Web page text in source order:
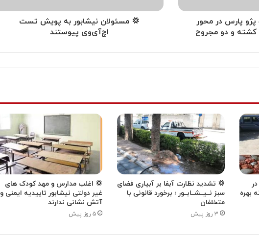
پژو پارس در محور
کشته و دو مجروح
💢 مسئولان نیشابور به پویش تست
اچ‌آی‌وی پیوستند
در
بهره
💢 تشدید نظارت آبفا بر آبیاری فضای
سبز نــیــشــابــور ؛ برخورد قانونی با
متخلفان
۳ روز پیش
💢 اغلب مدارس و مهد کودک های
غیر دولتی نیشابور تاییدیه ایمنی و
آتش نشانی ندارند
۵ روز پیش